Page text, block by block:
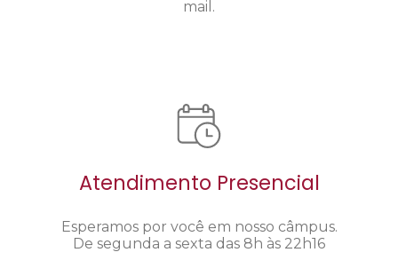
mail.
Atendimento Presencial
Esperamos por você em nosso câmpus.
De segunda a sexta das 8h às 22h16